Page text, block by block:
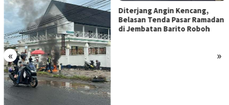
« »
Diterjang Angin Kencang,
Belasan Tenda Pasar Ramadan
di Jembatan Barito Roboh